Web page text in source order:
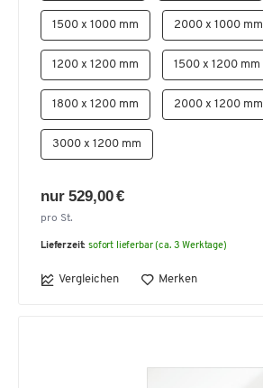
1500 x 1000 mm 2000 x 1000 mm
1200 x 1200 mm 1500 x 1200 mm
1800 x 1200 mm 2000 x 1200 mm
3000 x 1200 mm
nur 529,00 €
pro St.
Lieferzeit: sofort lieferbar (ca. 3 Werktage)
Vergleichen Merken